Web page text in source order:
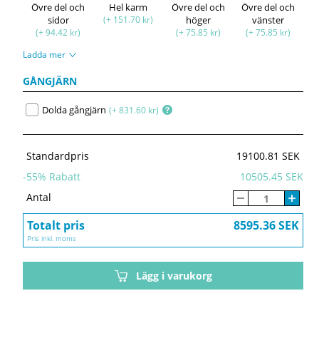
Övre del och
sidor
(+ 94.42 kr)
Hel karm
(+ 151.70 kr)
Övre del och
höger
(+ 75.85 kr)
Övre del och
vänster
(+ 75.85 kr)
Ladda mer
GÅNGJÄRN
Dolda gångjärn (+ 831.60 kr)
Standardpris
19100.81 SEK
-55% Rabatt
10505.45 SEK
Antal
Totalt pris 8595.36 SEK
Pris inkl. moms
Lägg i varukorg